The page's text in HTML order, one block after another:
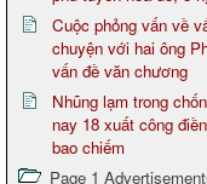
Cuộc phỏng vấn về
chuyện với hai ông
vấn đề văn chương
Nhũng lạm trong
nay 18 xuất công
bao chiếm
Page 1